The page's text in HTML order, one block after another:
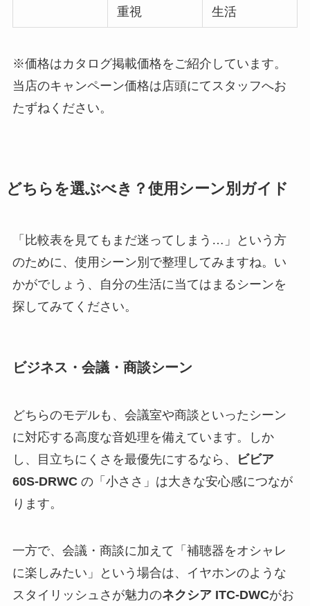
重視
生活
※価格はカタログ掲載価格をご紹介しています。
当店のキャンペーン価格は店頭にてスタッフへお
たずねください。
どちらを選ぶべき？使用シーン別ガイド
「比較表を見てもまだ迷ってしまう…」という方
のために、使用シーン別で整理してみますね。い
かがでしょう、自分の生活に当てはまるシーンを
探してみてください。
ビジネス・会議・商談シーン
どちらのモデルも、会議室や商談といったシーン
に対応する高度な音処理を備えています。しか
し、目立ちにくさを最優先にするなら、
ビビア
60S-DRWCの「小ささ」は大きな安心感につなが
ります。
一方で、会議・商談に加えて「補聴器をオシャレ
に楽しみたい」という場合は、イヤホンのような
スタイリッシュさが魅力のネクシア ITC-DWCがお